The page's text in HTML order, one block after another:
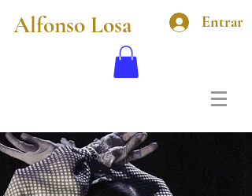
Alfonso Losa Entrar